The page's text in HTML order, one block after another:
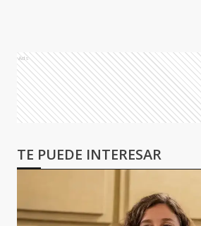
Ads
TE PUEDE INTERESAR